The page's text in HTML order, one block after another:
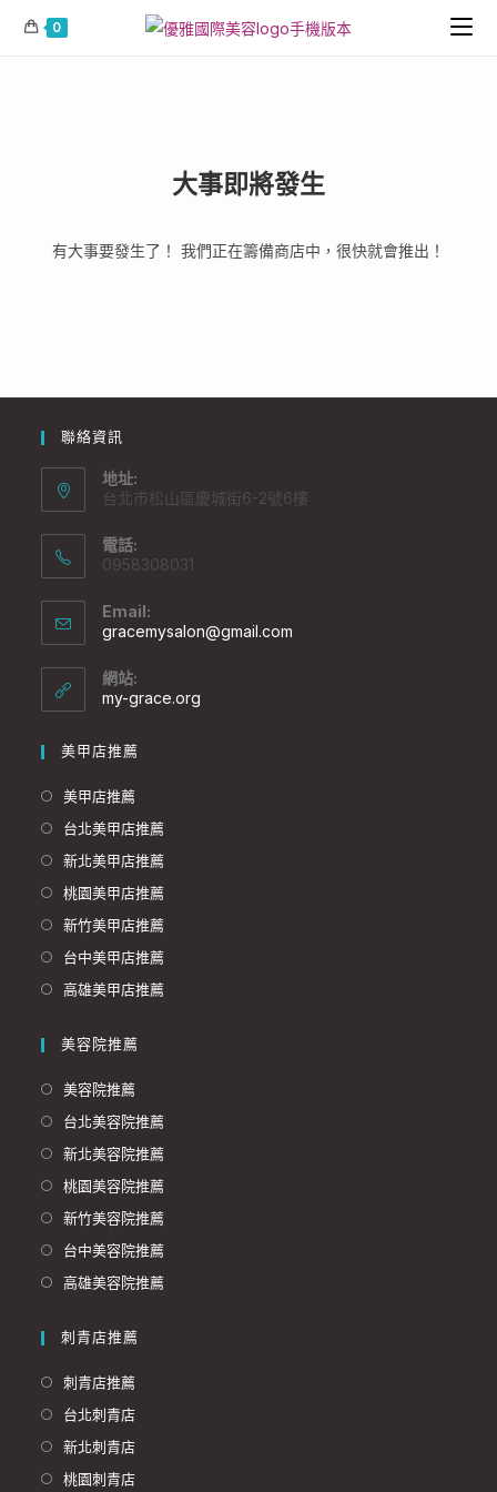
0
大事即將發生
有大事要發生了！ 我們正在籌備商店中，很快就會推出！
聯絡資訊
地址:
台北市松山區慶城街6-2號6樓
電話:
0958308031
Email:
gracemysalon@gmail.com
網站:
my-grace.org
美甲店推薦
美甲店推薦
台北美甲店推薦
新北美甲店推薦
桃園美甲店推薦
新竹美甲店推薦
台中美甲店推薦
高雄美甲店推薦
美容院推薦
美容院推薦
台北美容院推薦
新北美容院推薦
桃園美容院推薦
新竹美容院推薦
台中美容院推薦
高雄美容院推薦
刺青店推薦
刺青店推薦
台北刺青店
新北刺青店
桃園刺青店